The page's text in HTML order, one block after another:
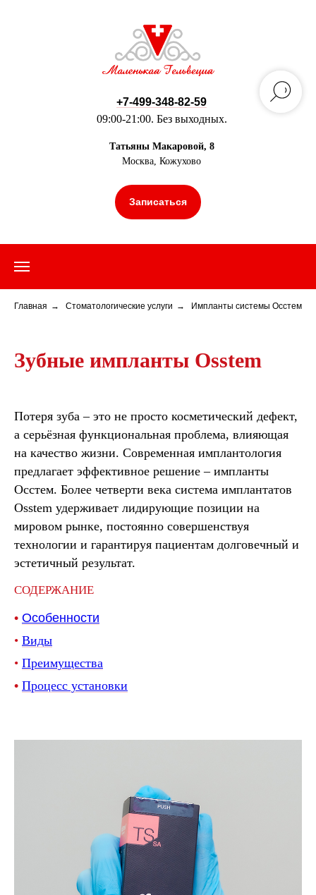
+7-499-348-82-59
09:00-21:00. Без выходных.
Татьяны Макаровой, 8
Москва, Кожухово
Записаться
Главная → Стоматологические услуги → Импланты системы Осстем
Зубные импланты Osstem
Потеря зуба – это не просто косметический дефект,
а серьёзная функциональная проблема, влияющая
на качество жизни. Современная имплантология
предлагает эффективное решение – импланты
Осстем. Более четверти века система имплантатов
Osstem удерживает лидирующие позиции на
мировом рынке, постоянно совершенствуя
технологии и гарантируя пациентам долговечный и
эстетичный результат.
СОДЕРЖАНИЕ
• Особенности
• Виды
• Преимущества
• Процесс установки